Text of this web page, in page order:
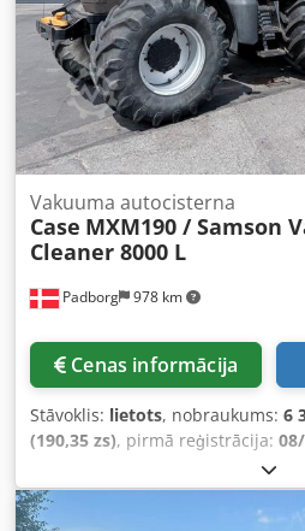
Padborg 978 km
Vakuuma autocisterna
Case MXM190 / Samson
Cleaner 8000 L
Cenas informācija
Stāvoklis: lietots, nobraukums: 6
(190,35 zs), pirmā reģistrācija:
, Ražošanas gads: